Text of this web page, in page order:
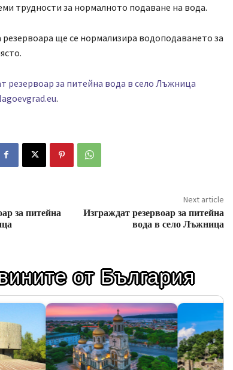
трудности за нормалното подаване на вода.
ще се нормализира водоподаването за
резервоар за питейна вода в село Лъжница
.
за питейна
Next article
Изграждат резервоар за питейна
вода в село Лъжница
от България